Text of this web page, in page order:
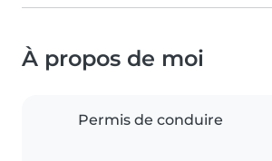
À propos de moi
Permis de conduire